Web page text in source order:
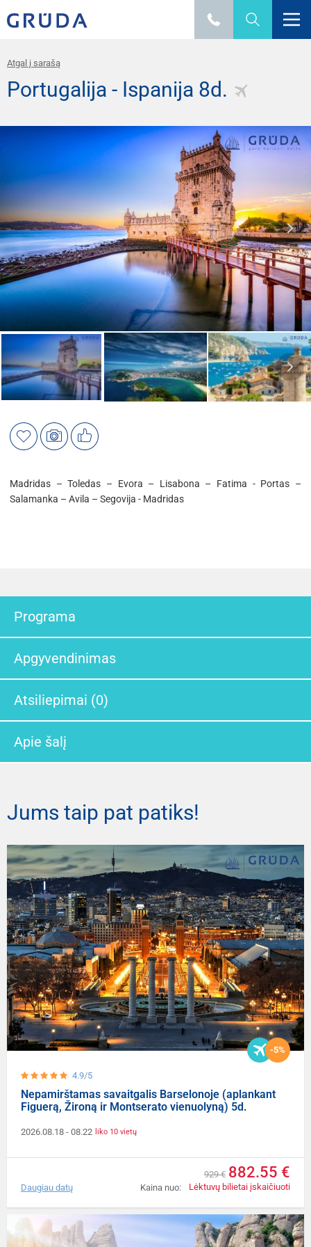
Atgal į sarašą
Portugalija - Ispanija 8d.
Madridas – Toledas – Evora – Lisabona – Fatima - Portas –
Salamanka – Avila – Segovija - Madridas
Programa
Apgyvendinimas
Atsiliepimai (0)
Apie šalį
Jums taip pat patiks!
4.9/5
-5%
Nepamirštamas savaitgalis Barselonoje (aplankant
Figuerą, Žironą ir Montserato vienuolyną) 5d.
2026.08.18 - 08.22 liko 10 vietų
Kaina nuo:
929 € 882.55 €
Lėktuvų bilietai įskaičiuoti
Daugiau datų